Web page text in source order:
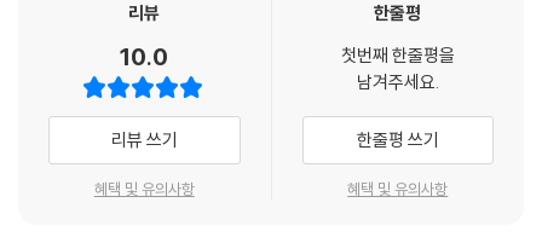
리뷰
10.0
리뷰 쓰기
혜택 및 유의사항
한줄평
첫번째 한줄평을
남겨주세요.
한줄평 쓰기
혜택 및 유의사항